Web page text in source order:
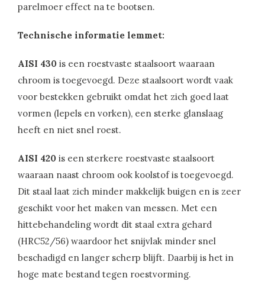
parelmoer effect na te bootsen.
Technische informatie lemmet:
AISI 430 is een roestvaste staalsoort waaraan
chroom is toegevoegd. Deze staalsoort wordt vaak
voor bestekken gebruikt omdat het zich goed laat
vormen (lepels en vorken), een sterke glanslaag
heeft en niet snel roest.
AISI 420 is een sterkere roestvaste staalsoort
waaraan naast chroom ook koolstof is toegevoegd.
Dit staal laat zich minder makkelijk buigen en is zeer
geschikt voor het maken van messen. Met een
hittebehandeling wordt dit staal extra gehard
(HRC52/56) waardoor het snijvlak minder snel
beschadigd en langer scherp blijft. Daarbij is het in
hoge mate bestand tegen roestvorming.